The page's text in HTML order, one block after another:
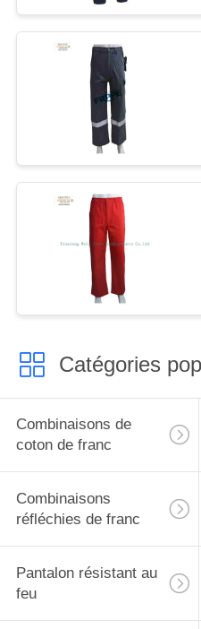
Catégories
Combinaisons de
coton de franc
Combinaisons
réfléchies de franc
Pantalon résistant au
feu